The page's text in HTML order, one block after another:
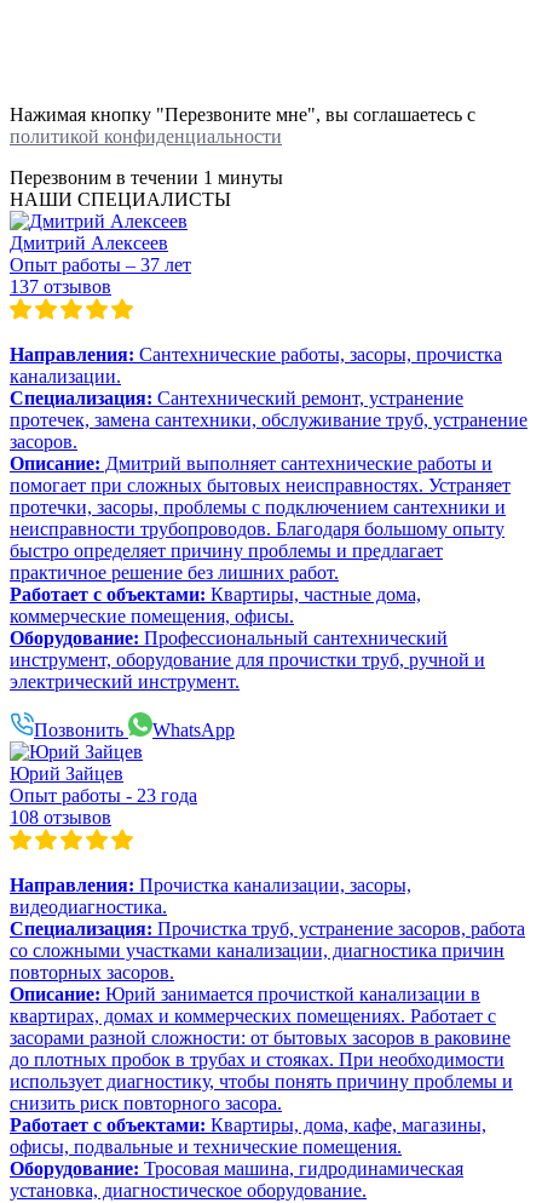
Нажимая кнопку "Перезвоните мне", вы соглашаетесь с
политикой конфиденциальности
Перезвоним в течении 1 минуты
НАШИ СПЕЦИАЛИСТЫ
Дмитрий Алексеев
Опыт работы – 37 лет
137 отзывов
Направления: Сантехнические работы, засоры, прочистка
канализации.
Специализация: Сантехнический ремонт, устранение
протечек, замена сантехники, обслуживание труб, устранение
засоров.
Описание: Дмитрий выполняет сантехнические работы и
помогает при сложных бытовых неисправностях. Устраняет
протечки, засоры, проблемы с подключением сантехники и
неисправности трубопроводов. Благодаря большому опыту
быстро определяет причину проблемы и предлагает
практичное решение без лишних работ.
Работает с объектами: Квартиры, частные дома,
коммерческие помещения, офисы.
Оборудование: Профессиональный сантехнический
инструмент, оборудование для прочистки труб, ручной и
электрический инструмент.
Позвонить WhatsApp
Юрий Зайцев
Опыт работы - 23 года
108 отзывов
Направления: Прочистка канализации, засоры,
видеодиагностика.
Специализация: Прочистка труб, устранение засоров, работа
со сложными участками канализации, диагностика причин
повторных засоров.
Описание: Юрий занимается прочисткой канализации в
квартирах, домах и коммерческих помещениях. Работает с
засорами разной сложности: от бытовых засоров в раковине
до плотных пробок в трубах и стояках. При необходимости
использует диагностику, чтобы понять причину проблемы и
снизить риск повторного засора.
Работает с объектами: Квартиры, дома, кафе, магазины,
офисы, подвальные и технические помещения.
Оборудование: Тросовая машина, гидродинамическая
установка, диагностическое оборудование.